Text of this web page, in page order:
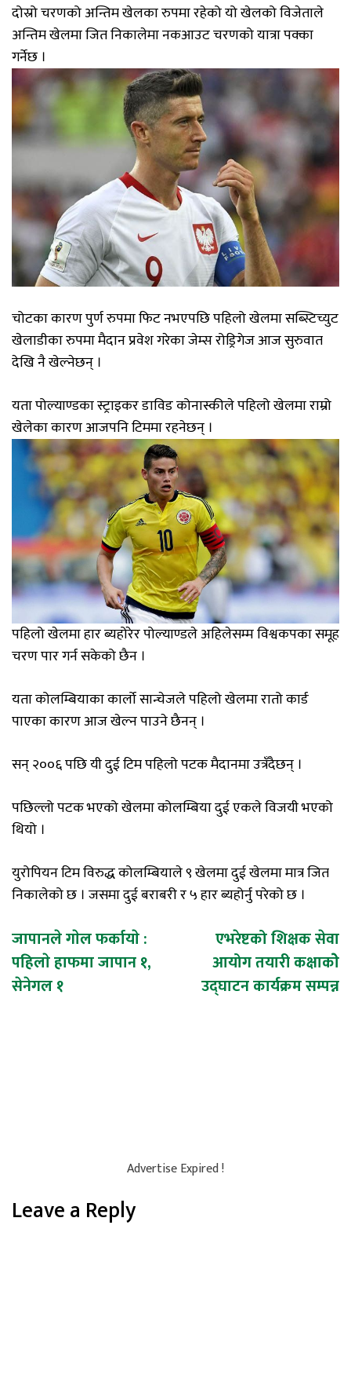
दोस्रो चरणको अन्तिम खेलका रुपमा रहेको यो खेलको विजेताले
अन्तिम खेलमा जित निकालेमा नकआउट चरणको यात्रा पक्का
गर्नेछ ।
चोटका कारण पुर्ण रुपमा फिट नभएपछि पहिलो खेलमा सब्स्टिच्युट
खेलाडीका रुपमा मैदान प्रवेश गरेका जेम्स रोड्रिगेज आज सुरुवात
देखि नै खेल्नेछन् ।
यता पोल्याण्डका स्ट्राइकर डाविड कोनास्कीले पहिलो खेलमा राम्रो
खेलेका कारण आजपनि टिममा रहनेछन् ।
पहिलो खेलमा हार ब्यहोरेर पोल्याण्डले अहिलेसम्म विश्वकपका समूह
चरण पार गर्न सकेको छैन ।
यता कोलम्बियाका कार्लो सान्चेजले पहिलो खेलमा रातो कार्ड
पाएका कारण आज खेल्न पाउने छैनन् ।
सन् २००६ पछि यी दुई टिम पहिलो पटक मैदानमा उत्रँदैछन् ।
पछिल्लो पटक भएको खेलमा कोलम्बिया दुई एकले विजयी भएको
थियो ।
युरोपियन टिम विरुद्ध कोलम्बियाले ९ खेलमा दुई खेलमा मात्र जित
निकालेको छ । जसमा दुई बराबरी र ५ हार ब्यहोर्नु परेको छ ।
Post
navigation
जापानले गाेल फर्कायाे :
पहिलाे हाफमा जापान १,
सेनेगल १
एभरेष्टको शिक्षक सेवा
आयोग तयारी कक्षाकोे
उद्घाटन कार्यक्रम सम्पन्न
Advertise Expired !
Leave a Reply